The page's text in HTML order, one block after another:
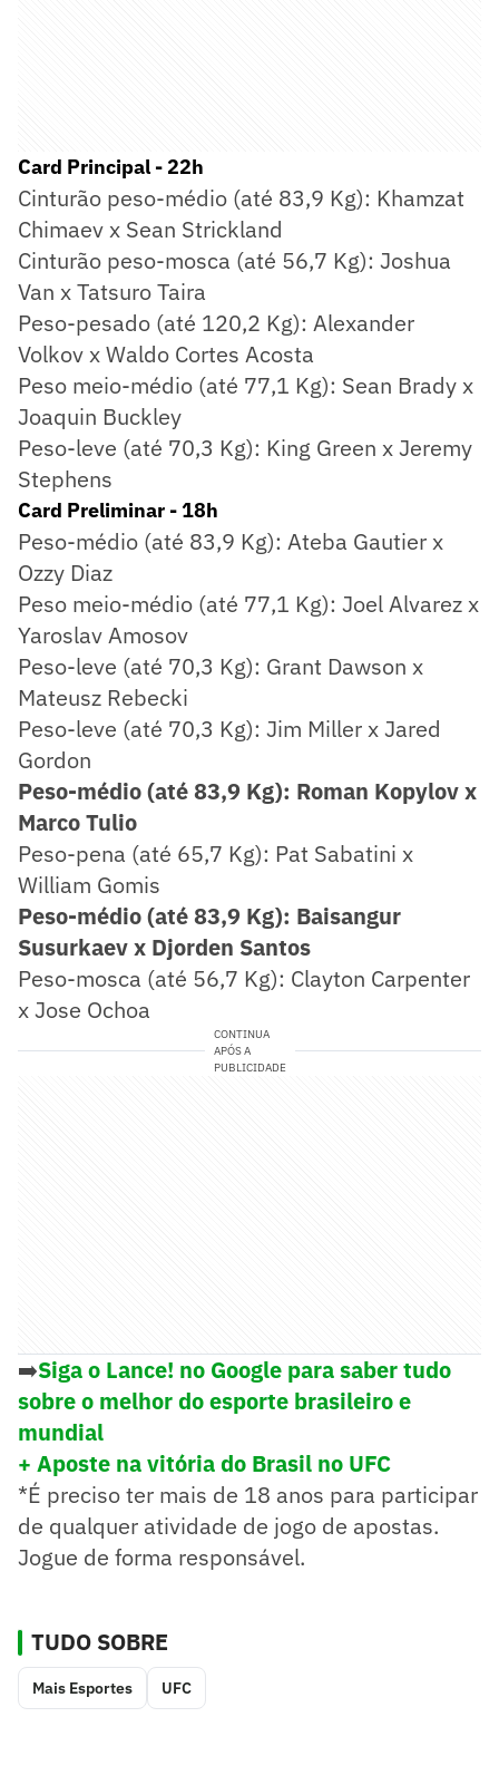
Card Principal - 22h
Cinturão peso-médio (até 83,9 Kg): Khamzat
Chimaev x Sean Strickland
Cinturão peso-mosca (até 56,7 Kg): Joshua
Van x Tatsuro Taira
Peso-pesado (até 120,2 Kg): Alexander
Volkov x Waldo Cortes Acosta
Peso meio-médio (até 77,1 Kg): Sean Brady x
Joaquin Buckley
Peso-leve (até 70,3 Kg): King Green x Jeremy
Stephens
Card Preliminar - 18h
Peso-médio (até 83,9 Kg): Ateba Gautier x
Ozzy Diaz
Peso meio-médio (até 77,1 Kg): Joel Alvarez x
Yaroslav Amosov
Peso-leve (até 70,3 Kg): Grant Dawson x
Mateusz Rebecki
Peso-leve (até 70,3 Kg): Jim Miller x Jared
Gordon
Peso-médio (até 83,9 Kg): Roman Kopylov x
Marco Tulio
Peso-pena (até 65,7 Kg): Pat Sabatini x
William Gomis
Peso-médio (até 83,9 Kg): Baisangur
Susurkaev x Djorden Santos
Peso-mosca (até 56,7 Kg): Clayton Carpenter
x Jose Ochoa
CONTINUA
APÓS A
PUBLICIDADE
➡️Siga o Lance! no Google para saber tudo
sobre o melhor do esporte brasileiro e
mundial
+ Aposte na vitória do Brasil no UFC
*É preciso ter mais de 18 anos para participar
de qualquer atividade de jogo de apostas.
Jogue de forma responsável.
TUDO SOBRE
Mais Esportes UFC